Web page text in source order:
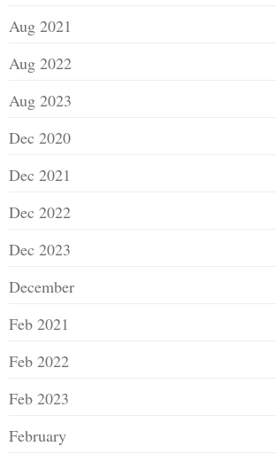
Aug 2021
Aug 2022
Aug 2023
Dec 2020
Dec 2021
Dec 2022
Dec 2023
December
Feb 2021
Feb 2022
Feb 2023
February